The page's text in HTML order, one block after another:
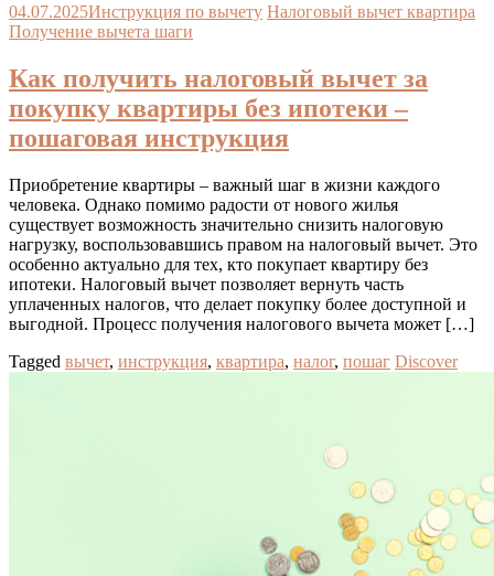
04.07.2025Инструкция по вычету Налоговый вычет квартира
Получение вычета шаги
Как получить налоговый вычет за
покупку квартиры без ипотеки –
пошаговая инструкция
Приобретение квартиры – важный шаг в жизни каждого
человека. Однако помимо радости от нового жилья
существует возможность значительно снизить налоговую
нагрузку, воспользовавшись правом на налоговый вычет. Это
особенно актуально для тех, кто покупает квартиру без
ипотеки. Налоговый вычет позволяет вернуть часть
уплаченных налогов, что делает покупку более доступной и
выгодной. Процесс получения налогового вычета может […]
Tagged вычет, инструкция, квартира, налог, пошаг Discover